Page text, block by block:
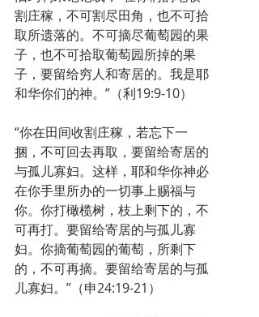
割庄稼，不可割尽田角，也不可拾
取所遗落的。不可摘尽葡萄园的果
子，也不可拾取葡萄园所掉的果
子，要留给穷人和寄居的。我是耶
和华你们的神。”（利19:9-10）
“你在田间收割庄稼，若忘下一
捆，不可回去再取，要留给寄居的
与孤儿寡妇。这样，耶和华你神必
在你手里所办的一切事上赐福与
你。你打橄榄树，枝上剩下的，不
可再打。要留给寄居的与孤儿寡
妇。你摘葡萄园的葡萄，所剩下
的，不可再摘。要留给寄居的与孤
儿寡妇。”（申24:19-21）